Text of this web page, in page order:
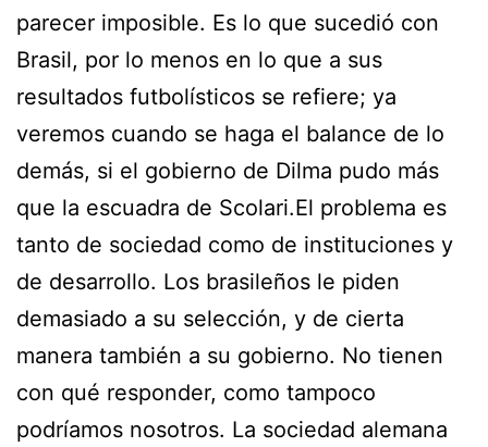
parecer imposible. Es lo que sucedió con
Brasil, por lo menos en lo que a sus
resultados futbolísticos se refiere; ya
veremos cuando se haga el balance de lo
demás, si el gobierno de Dilma pudo más
que la escuadra de Scolari.El problema es
tanto de sociedad como de instituciones y
de desarrollo. Los brasileños le piden
demasiado a su selección, y de cierta
manera también a su gobierno. No tienen
con qué responder, como tampoco
podríamos nosotros. La sociedad alemana